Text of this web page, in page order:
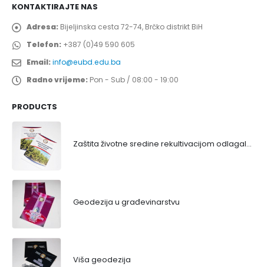
KONTAKTIRAJTE NAS
Adresa: Bijeljinska cesta 72-74, Brčko distrikt BiH
Telefon: +387 (0)49 590 605
Email:info@eubd.edu.ba
Radno vrijeme: Pon - Sub / 08:00 - 19:00
PRODUCTS
Zaštita životne sredine rekultivacijom odlagališta
Geodezija u građevinarstvu
Viša geodezija